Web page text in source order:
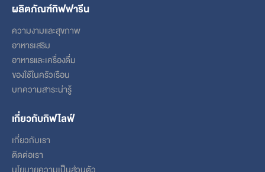
ผลิตภัณฑ์กิฟฟารีน
ความงามและสุขภาพ
อาหารเสริม
อาหารและเครื่องดื่ม
ของใช้ในครัวเรือน
บทความสาระน่ารู้
เกี่ยวกับกิฟไลฟ์
เกี่ยวกับเรา
ติดต่อเรา
นโยบายความเป็นส่วนตัว